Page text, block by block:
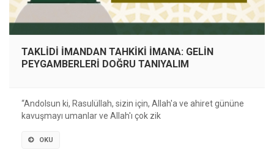
TAKLİDİ İMANDAN TAHKİKİ İMANA: GELİN
PEYGAMBERLERİ DOĞRU TANIYALIM
“Andolsun ki, Rasulüllah, sizin için, Allah'a ve ahiret gününe
kavuşmayı umanlar ve Allah'ı çok zik
OKU